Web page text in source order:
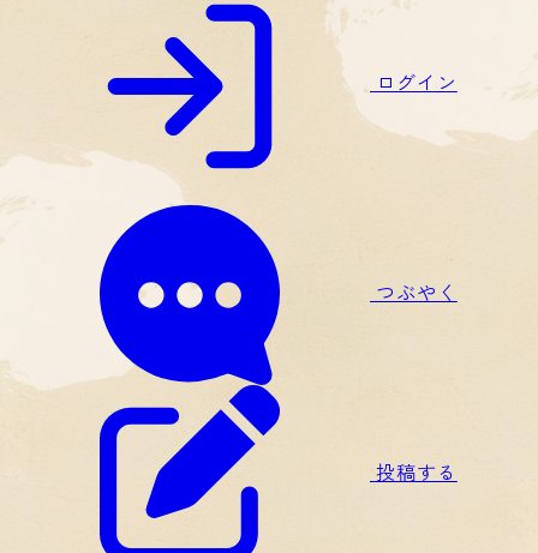
ログイン
つぶやく
投稿する